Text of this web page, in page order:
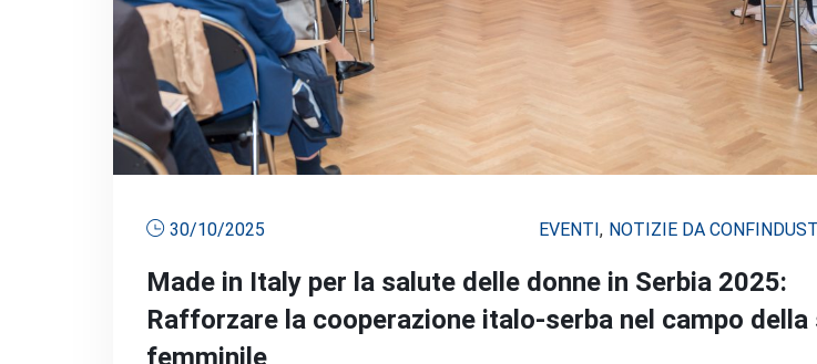
30/10/2025 EVENTI, NOTIZIE DA
Made in Italy per la salute delle donne in Serbia 2025:
Rafforzare la cooperazione italo-serba nel campo della
femminile